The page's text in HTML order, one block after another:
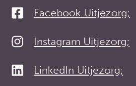
Facebook Uitjezorg;
Instagram Uitjezorg;
LinkedIn Uitjezorg;